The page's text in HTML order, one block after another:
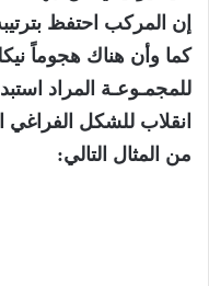
كما وأن هناك هجوماً
من المثال التالي: